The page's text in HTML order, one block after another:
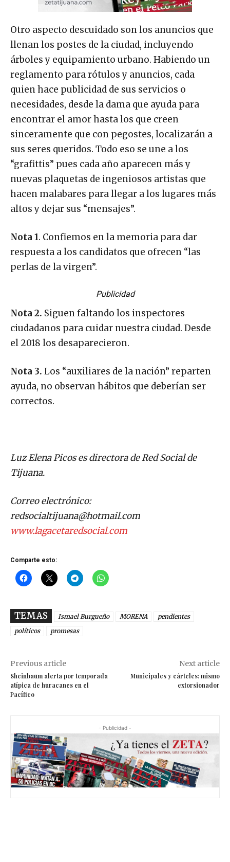
Otro aspecto descuidado son los anuncios que
llenan los postes de la ciudad, incluyendo
árboles y equipamiento urbano. Habiendo un
reglamento para rótulos y anuncios, cada
quien hace publicidad de sus servicios o
necesidades, desde la dama que ayuda para
encontrar el amor hasta los que creen
sinceramente que con pegostes, localizarán a
sus seres queridos. Todo eso se une a los
“grafittis” pues cada año aparecen más y
nuevas plaquetas de ingeniosos artistas que
hacen malabares para llegar a los lugares más
altos y dejar sus “mensajes”.
Nota 1. Confiemos en la memoria para dar
respuesta a los candidatos que ofrecen “las
perlas de la virgen”.
Publicidad
Nota 2. Siguen faltando los inspectores
ciudadanos para cuidar nuestra ciudad. Desde
el 2018 los desaparecieron.
Nota 3. Los “auxiliares de la nación” reparten
ayuda, no observan hábitos que deberían ser
correctos.
Luz Elena Picos es directora de Red Social de
Tijuana.
Correo electrónico:
redsocialtijuana@hotmail.com
www.lagacetaredsocial.com
Comparte esto:
TEMAS Ismael Burgueño MORENA
pendientes
políticos
promesas
Previous article
Sheinbaum alerta por temporada
atípica de huracanes en el
Pacífico
Next article
Municipales y cárteles: mismo
extorsionador
- Publicidad -